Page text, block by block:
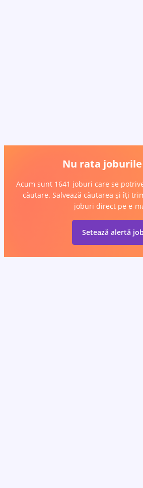
Nu rata
Acum sunt 1641 joburi care se
căutare. Salvează căutarea și îți
joburi direct pe e-
Setează alertă job